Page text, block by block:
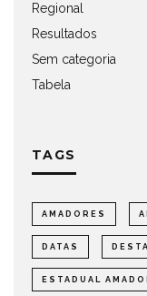
Regional
Resultados
Sem categoria
Tabela
TAGS
AMADORES
DATAS
ESTADUAL